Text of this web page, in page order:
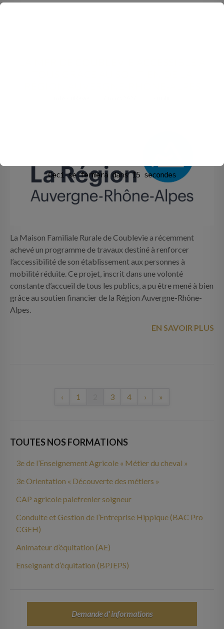
La Maison Familiale Rurale de Coublevie a récemment
achevé un programme de travaux destiné à renforcer
l’accessibilité de son établissement aux personnes à
mobilité réduite. Ce projet, inscrit dans une volonté
constante d’accueil de tous les publics, a pu être mené à bien
grâce au soutien financier de la Région Auvergne-Rhône-
Alpes.
EN SAVOIR PLUS
‹ 1 3 4 › »
TOUTES NOS FORMATIONS
3e de l’Enseignement Agricole « Métier du cheval »
3e Orientation « Découverte des métiers »
CAP agricole palefrenier soigneur
Conduite et Gestion de l’Entreprise Hippique (BAC Pro
CGEH)
Animateur d’équitation (AE)
Enseignant d’équitation (BPJEPS)
Demande d' informations
Ceci se fermera dans14 secondes